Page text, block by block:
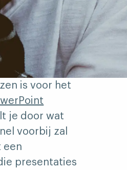
is voor het
je door wat
voorbij zal
een
presentaties